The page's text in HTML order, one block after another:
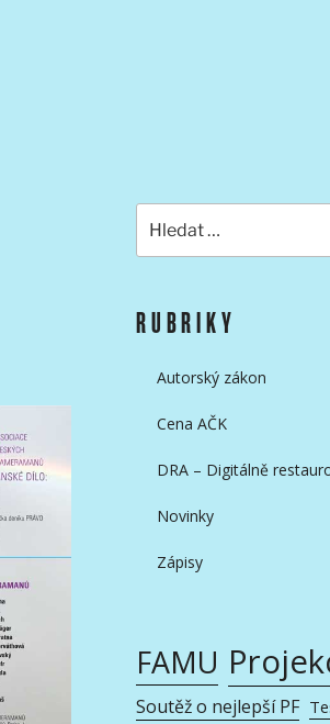
RUBRIKY
Autorský zákon
Cena AČK
DRA – Digitálně
Novinky
Zápisy
FAMU
Soutěž o nejlepší PF